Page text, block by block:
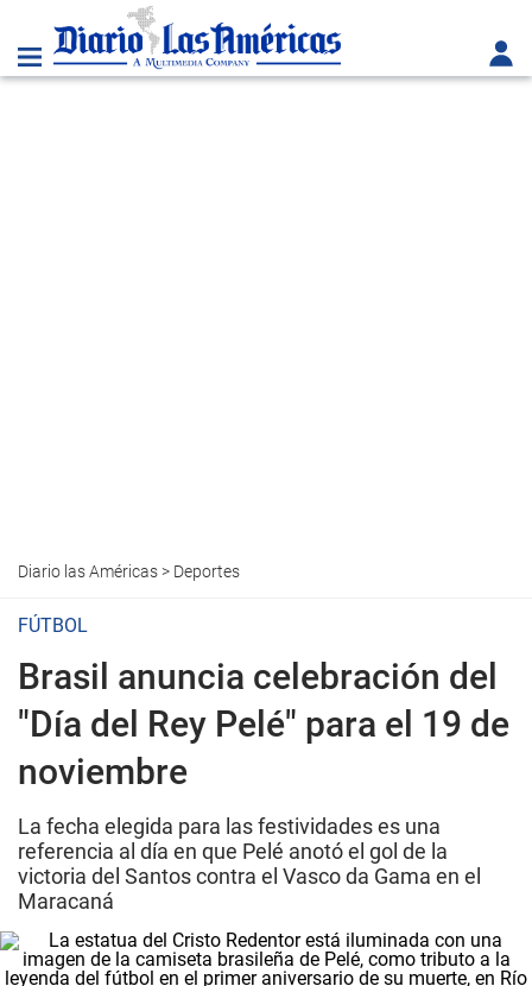
Diario las Américas> Deportes
FÚTBOL
Brasil anuncia celebración del
"Día del Rey Pelé" para el 19 de
noviembre
La fecha elegida para las festividades es una
referencia al día en que Pelé anotó el gol de la
victoria del Santos contra el Vasco da Gama en el
Maracaná